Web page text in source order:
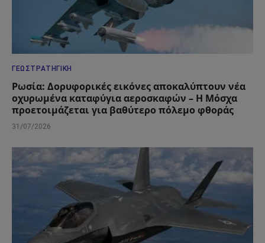
ΓΕΩΣΤΡΑΤΗΓΙΚΉ
Ρωσία: Δορυφορικές εικόνες αποκαλύπτουν νέα
οχυρωμένα καταφύγια αεροσκαφών – Η Μόσχα
προετοιμάζεται για βαθύτερο πόλεμο φθοράς
31/07/2026